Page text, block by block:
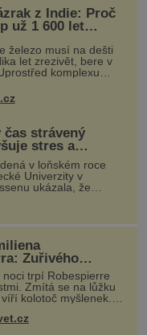
z Indie: Proč
už 1 600 let
železo musí na dešti
let zrezivět, bere v
komplexu
než sedm metrů
sloup, který už
let odolává počasí
čas strávený
stres a
ukazuje
v loňském roce
Univerzity v
ukázala, že
úrovní stresu, horší
Zuřivého
nelitoval?
trpí Robespierre
Zmítá se na lůžku
kolotoč myšlenek.
jasnovidek,